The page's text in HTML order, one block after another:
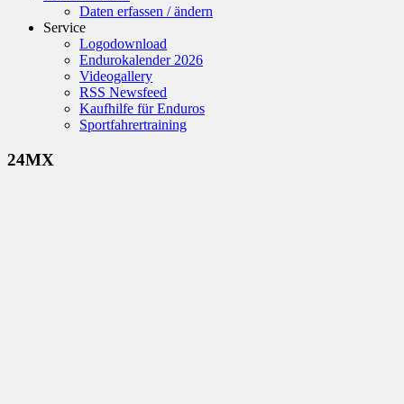
Daten erfassen / ändern
Service
Logodownload
Endurokalender 2026
Videogallery
RSS Newsfeed
Kaufhilfe für Enduros
Sportfahrertraining
24MX